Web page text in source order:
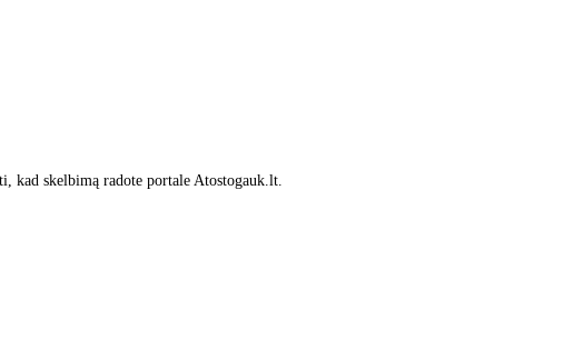
kad skelbimą radote portale Atostogauk.lt.